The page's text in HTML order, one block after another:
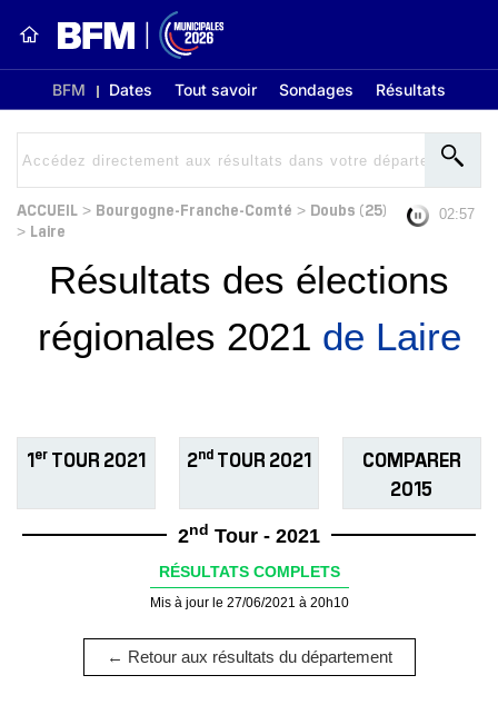
BFM Dates Tout savoir Sondages Résultats
ACCUEIL > Bourgogne-Franche-Comté > Doubs (25)
> Laire
02:56
Résultats des élections
régionales 2021 de Laire
1er TOUR 2021 2ndTOUR 2021
COMPARER
2015
2nd Tour - 2021
RÉSULTATS COMPLETS
Mis à jour le 27/06/2021 à 20h10
← Retour aux résultats du département